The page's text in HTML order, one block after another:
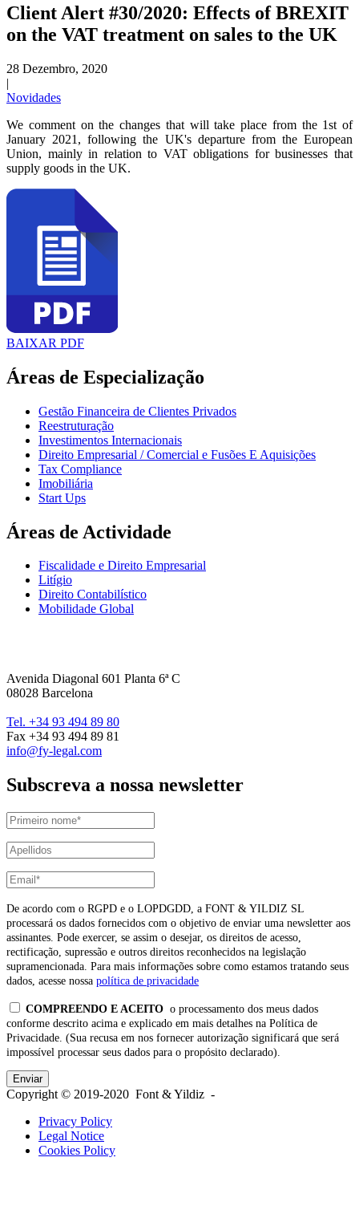
Client Alert #30/2020: Effects of BREXIT
on the VAT treatment on sales to the UK
28 Dezembro, 2020
|
Novidades
We comment on the changes that will take place from the 1st of
January 2021, following the UK's departure from the European
Union, mainly in relation to VAT obligations for businesses that
supply goods in the UK.
BAIXAR PDF
Áreas de Especialização
Gestão Financeira de Clientes Privados
Reestruturação
Investimentos Internacionais
Direito Empresarial / Comercial e Fusões E Aquisições
Tax Compliance
Imobiliária
Start Ups
Áreas de Actividade
Fiscalidade e Direito Empresarial
Litígio
Direito Contabilístico
Mobilidade Global
Avenida Diagonal 601 Planta 6ª C
08028 Barcelona
Tel. +34 93 494 89 80
Fax +34 93 494 89 81
info@fy-legal.com
Subscreva a nossa newsletter
De acordo com o RGPD e o LOPDGDD, a FONT & YILDIZ SL
processará os dados fornecidos com o objetivo de enviar uma newsletter aos
assinantes. Pode exercer, se assim o desejar, os direitos de acesso,
rectificação, supressão e outros direitos reconhecidos na legislação
supramencionada. Para mais informações sobre como estamos tratando seus
dados, acesse nossa política de privacidade
COMPREENDO E ACEITO o processamento dos meus dados
conforme descrito acima e explicado em mais detalhes na Política de
Privacidade. (Sua recusa em nos fornecer autorização significará que será
impossível processar seus dados para o propósito declarado).
Copyright © 2019-2020 Font & Yildiz -
Privacy Policy
Legal Notice
Cookies Policy